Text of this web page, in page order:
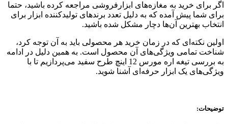
اگر برای خرید به مغازه‌های ابزارفروشی مراجعه کرده باشید، حتما
برای شما پیش آمده که به دلیل تعدد برندهای تولیدکننده ابزار برای
انتخاب بهترین آن‌ها دچار مشکل شده باشید.
اولین نکته‌ای که در زمان خرید هر محصولی باید به آن توجه کرد،
شناخت تمامی ویژگی‌های آن محصول است. به همین دلیل در ادامه
به بررسی تیغه اره مورس 12 اینچ طرح سفید می‌پردازیم تا با
ویژگی‌های یک ابزار حرفه‌ای آشنا شوید.
توضیحات: